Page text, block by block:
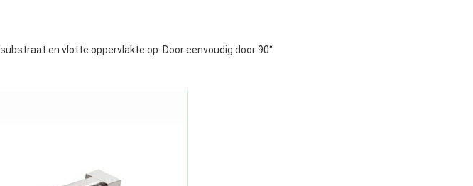
en vlotte oppervlakte op. Door eenvoudig door 90°